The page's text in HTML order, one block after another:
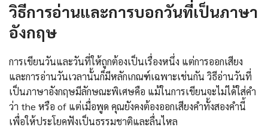
วิธีการอ่านและการบอกวันที่เป็นภาษา
อังกฤษ
การเขียนวันและวันที่ให้ถูกต้องเป็นเรื่องหนึ่ง แต่การออกเสียง
และการอ่านวันเวลานั้นก็มีหลักเกณฑ์เฉพาะเช่นกัน วิธีอ่านวันที่
เป็นภาษาอังกฤษมีลักษณะพิเศษคือ แม้ในการเขียนจะไม่ได้ใส่คำ
ว่า the หรือ of แต่เมื่อพูด คุณยังคงต้องออกเสียงคำทั้งสองคำนี้
เพื่อให้ประโยคฟังเป็นธรรมชาติและลื่นไหล